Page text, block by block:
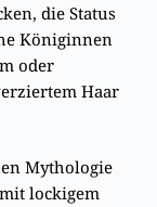
die Status
Königinnen
oder
Haar
Mythologie
lockigem